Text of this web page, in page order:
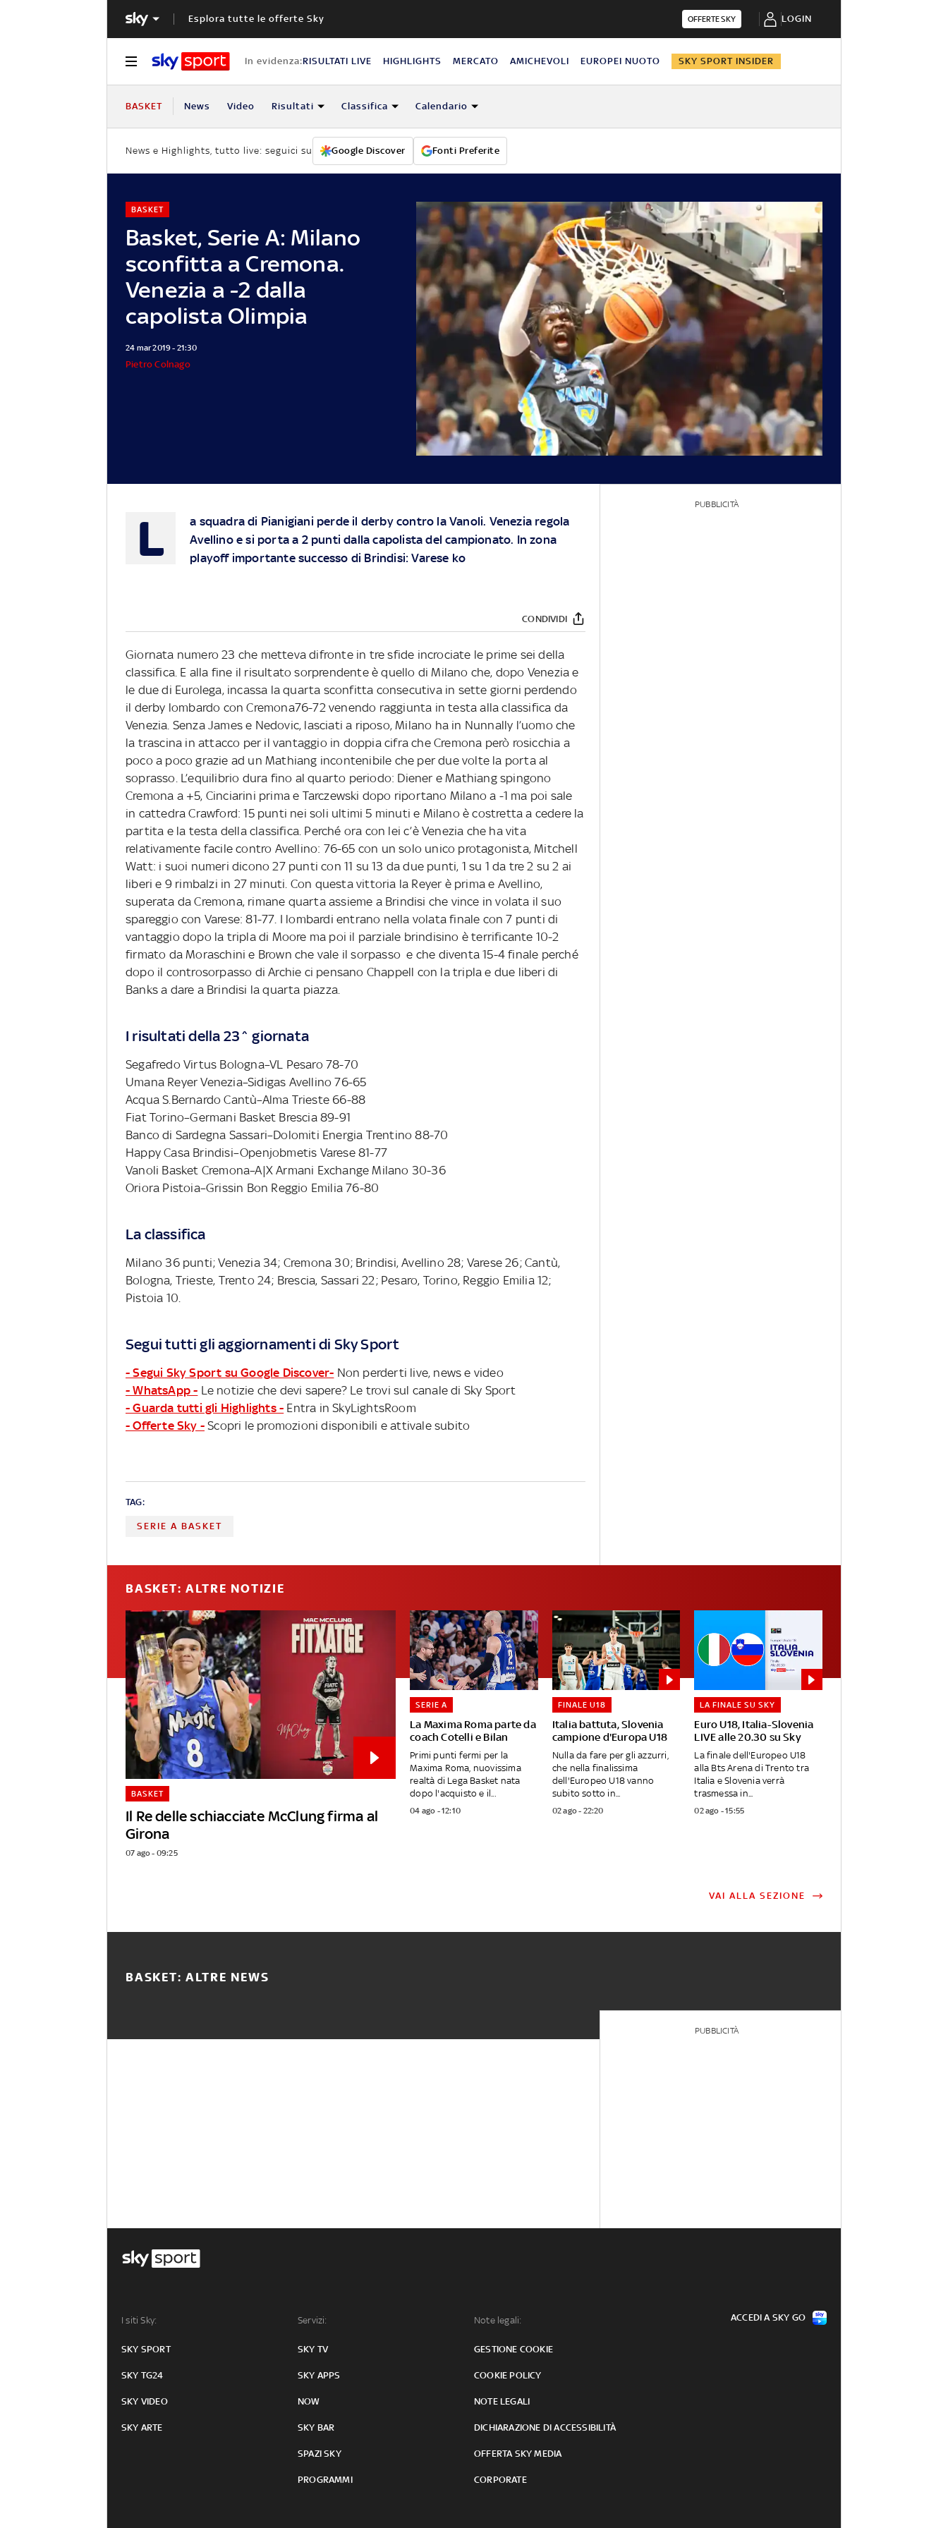
Esplora tutte le offerte Sky OFFERTE SKY LOGIN
In evidenza:RISULTATI LIVE HIGHLIGHTS MERCATO AMICHEVOLI EUROPEI NUOTO SKY SPORT INSIDER
BASKET News Video Risultati Classifica Calendario
News e Highlights, tutto live: seguici su Google Discover Fonti Preferite
Basket, Serie A: Milano
sconfitta a Cremona.
Venezia a -2 dalla
capolista Olimpia
BASKET
24 mar 2019 - 21:30
Pietro Colnago
L
a squadra di Pianigiani perde il derby contro la Vanoli. Venezia regola
Avellino e si porta a 2 punti dalla capolista del campionato. In zona
playoff importante successo di Brindisi: Varese ko
CONDIVIDI
Giornata numero 23 che metteva difronte in tre sfide incrociate le prime sei della
classifica. E alla fine il risultato sorprendente è quello di Milano che, dopo Venezia e
le due di Eurolega, incassa la quarta sconfitta consecutiva in sette giorni perdendo
il derby lombardo con Cremona76-72 venendo raggiunta in testa alla classifica da
Venezia. Senza James e Nedovic, lasciati a riposo, Milano ha in Nunnally l’uomo che
la trascina in attacco per il vantaggio in doppia cifra che Cremona però rosicchia a
poco a poco grazie ad un Mathiang incontenibile che per due volte la porta al
soprasso. L’equilibrio dura fino al quarto periodo: Diener e Mathiang spingono
Cremona a +5, Cinciarini prima e Tarczewski dopo riportano Milano a -1 ma poi sale
in cattedra Crawford: 15 punti nei soli ultimi 5 minuti e Milano è costretta a cedere la
partita e la testa della classifica. Perché ora con lei c’è Venezia che ha vita
relativamente facile contro Avellino: 76-65 con un solo unico protagonista, Mitchell
Watt: i suoi numeri dicono 27 punti con 11 su 13 da due punti, 1 su 1 da tre 2 su 2 ai
liberi e 9 rimbalzi in 27 minuti. Con questa vittoria la Reyer è prima e Avellino,
superata da Cremona, rimane quarta assieme a Brindisi che vince in volata il suo
spareggio con Varese: 81-77. I lombardi entrano nella volata finale con 7 punti di
vantaggio dopo la tripla di Moore ma poi il parziale brindisino è terrificante 10-2
firmato da Moraschini e Brown che vale il sorpasso e che diventa 15-4 finale perché
dopo il controsorpasso di Archie ci pensano Chappell con la tripla e due liberi di
Banks a dare a Brindisi la quarta piazza.
I risultati della 23^ giornata
Segafredo Virtus Bologna–VL Pesaro 78-70
Umana Reyer Venezia–Sidigas Avellino 76-65
Acqua S.Bernardo Cantù–Alma Trieste 66-88
Fiat Torino–Germani Basket Brescia 89-91
Banco di Sardegna Sassari–Dolomiti Energia Trentino 88-70
Happy Casa Brindisi–Openjobmetis Varese 81-77
Vanoli Basket Cremona–A|X Armani Exchange Milano 30-36
Oriora Pistoia–Grissin Bon Reggio Emilia 76-80
La classifica
Milano 36 punti; Venezia 34; Cremona 30; Brindisi, Avellino 28; Varese 26; Cantù,
Bologna, Trieste, Trento 24; Brescia, Sassari 22; Pesaro, Torino, Reggio Emilia 12;
Pistoia 10.
Segui tutti gli aggiornamenti di Sky Sport
- Segui Sky Sport su Google Discover- Non perderti live, news e video
- WhatsApp - Le notizie che devi sapere? Le trovi sul canale di Sky Sport
- Guarda tutti gli Highlights - Entra in SkyLightsRoom
- Offerte Sky - Scopri le promozioni disponibili e attivale subito
TAG:
SERIE A BASKET
PUBBLICITÀ
BASKET: ALTRE NOTIZIE
Il Re delle schiacciate McClung firma al
Girona
BASKET
07 ago - 09:25
La Maxima Roma parte da
coach Cotelli e Bilan
SERIE A
Primi punti fermi per la
Maxima Roma, nuovissima
realtà di Lega Basket nata
dopo l'acquisto e il...
04 ago - 12:10
Italia battuta, Slovenia
campione d'Europa U18
FINALE U18
Nulla da fare per gli azzurri,
che nella finalissima
dell'Europeo U18 vanno
subito sotto in...
02 ago - 22:20
Euro U18, Italia-Slovenia
LIVE alle 20.30 su Sky
LA FINALE SU SKY
La finale dell'Europeo U18
alla Bts Arena di Trento tra
Italia e Slovenia verrà
trasmessa in...
02 ago - 15:55
VAI ALLA SEZIONE
BASKET: ALTRE NEWS
PUBBLICITÀ
I siti Sky:
SKY SPORT
SKY TG24
SKY VIDEO
SKY ARTE
Servizi:
SKY TV
SKY APPS
NOW
SKY BAR
SPAZI SKY
PROGRAMMI
Note legali:
GESTIONE COOKIE
COOKIE POLICY
NOTE LEGALI
DICHIARAZIONE DI ACCESSIBILITÀ
OFFERTA SKY MEDIA
CORPORATE
ACCEDI A SKY GO